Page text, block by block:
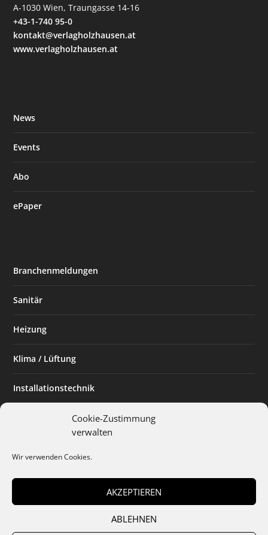
Cookie-Zustimmung
verwalten
Wir verwenden Cookies.
AKZEPTIEREN
ABLEHNEN
A-1030 Wien, Traungasse 14-16
+43-1-740 95-0
kontakt@verlagholzhausen.at
www.verlagholzhausen.at
News
Events
Abo
ePaper
Branchenmeldungen
Sanitär
Heizung
Klima / Lüftung
Installationstechnik
Planen & Bauen
Installateur des Monats